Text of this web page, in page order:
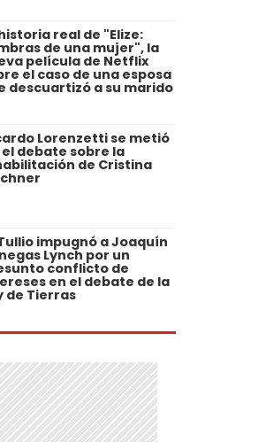
real de "Elize:
de una mujer", la
película de Netflix
el caso de una esposa
descuartizó a su marido
Lorenzetti se metió
el debate sobre la
de Cristina
impugnó a Joaquín
Lynch por un
conflicto de
en el debate de la
de Tierras